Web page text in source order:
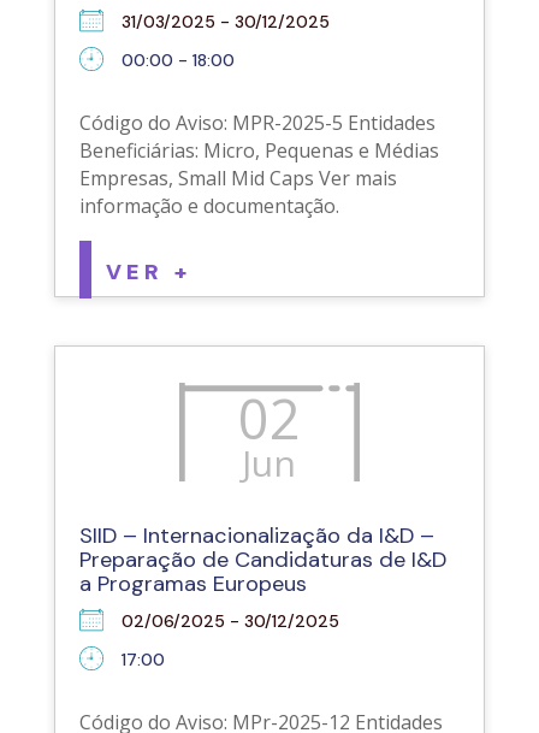
31/03/2025 - 30/12/2025
00:00 - 18:00
Código do Aviso: MPR-2025-5 Entidades
Beneficiárias: Micro, Pequenas e Médias
Empresas, Small Mid Caps Ver mais
informação e documentação.
VER +
02
Jun
SIID – Internacionalização da I&D –
Preparação de Candidaturas de I&D
a Programas Europeus
02/06/2025 - 30/12/2025
17:00
Código do Aviso: MPr-2025-12 Entidades